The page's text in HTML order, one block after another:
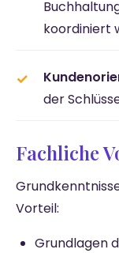
koordiniert
der
Fachliche
Vorteil:
Grundlagen